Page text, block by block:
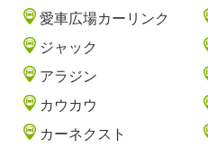
愛車広場カーリンク
ジャック
アラジン
カウカウ
カーネクスト